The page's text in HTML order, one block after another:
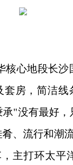
核心地段长沙
房，简洁
"没有最好
、流行和潮
主打环太